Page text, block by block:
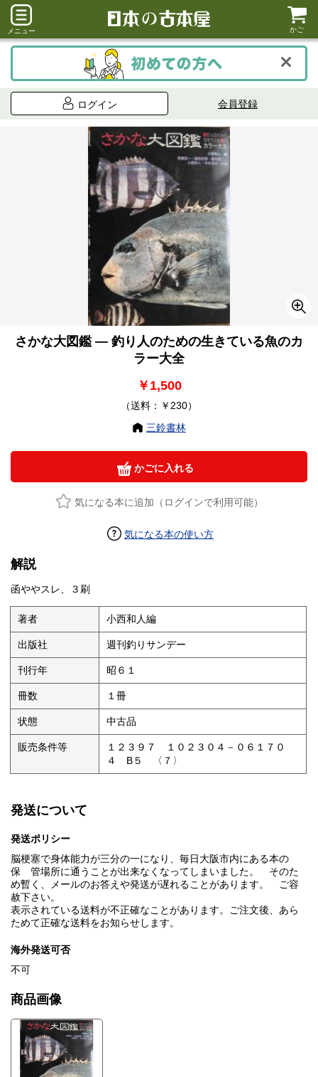
メニュー かご
ログイン 会員登録
さかな大図鑑 ― 釣り人のための生きている魚のカ
ラー大全
￥1,500
（送料：￥230）
三鈴書林
かごに入れる
気になる本に追加（ログインで利用可能）
気になる本の使い方
解説
函ややスレ、３刷
著者 小西和人編
出版社 週刊釣りサンデー
刊行年 昭６１
冊数 １冊
状態 中古品
販売条件等
１２３９７ １０２３０４－０６１７０
４ B５ 〈７〉
発送について
発送ポリシー
脳梗塞で身体能力が三分の一になり、毎日大阪市内にある本の
保 管場所に通うことが出来なくなってしまいました。 そのた
め暫く、メールのお答えや発送が遅れることがあります。 ご容
赦下さい。
表示されている送料が不正確なことがあります。ご注文後、あら
ためて正確な送料をお知らせします。
海外発送可否
不可
商品画像